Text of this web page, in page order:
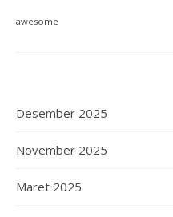
awesome
Desember 2025
November 2025
Maret 2025